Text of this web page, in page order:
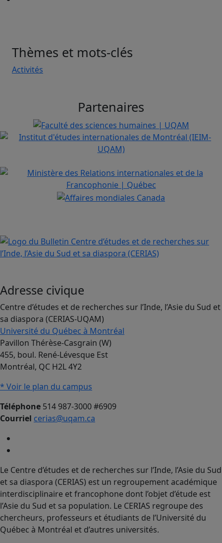
Thèmes et mots-clés
Activités
Partenaires
Adresse civique
Centre d’études et de recherches sur l’Inde, l’Asie du Sud et
sa diaspora (CERIAS-UQAM)
Université du Québec à Montréal
Pavillon Thérèse-Casgrain (W)
455, boul. René-Lévesque Est
Montréal, QC H2L 4Y2
* Voir le plan du campus
Téléphone 514 987-3000 #6909
Courriel cerias@uqam.ca
Le Centre d’études et de recherches sur l’Inde, l’Asie du Sud
et sa diaspora (CERIAS) est un regroupement académique
interdisciplinaire et francophone dont l’objet d’étude est
l’Asie du Sud et sa population. Le CERIAS regroupe des
chercheurs, professeurs et étudiants de l’Université du
Québec à Montréal et d’autres universités.